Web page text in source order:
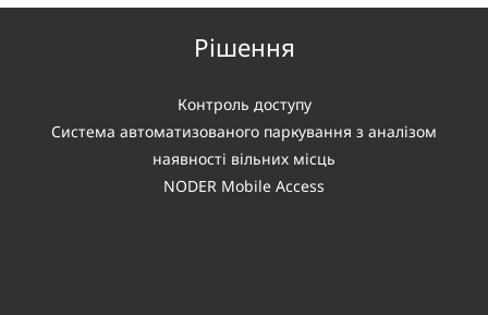
Рішення
Контроль доступу
Система автоматизованого паркування з аналізом
наявності вільних місць
NODER Mobile Access